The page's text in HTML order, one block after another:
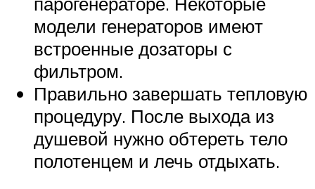
модели генераторов имеют
встроенные дозаторы с
фильтром.
Правильно завершать тепловую
процедуру. После выхода из
душевой нужно обтереть тело
полотенцем и лечь отдыхать.